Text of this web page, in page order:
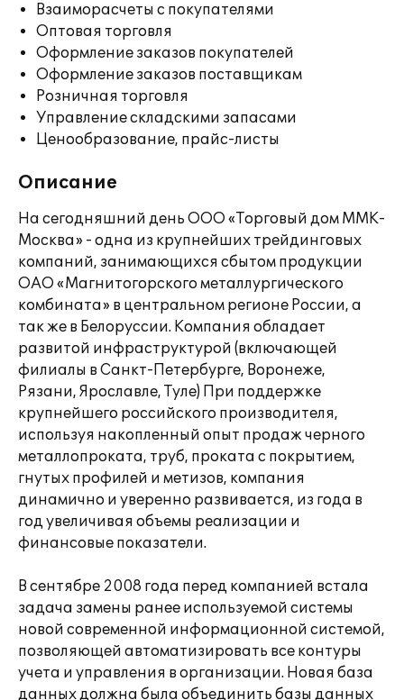
Взаиморасчеты с покупателями
Оптовая торговля
Оформление заказов покупателей
Оформление заказов поставщикам
Розничная торговля
Управление складскими запасами
Ценообразование, прайс-листы
Описание
На сегодняшний день ООО «Торговый дом ММК-
Москва» - одна из крупнейших трейдинговых
компаний, занимающихся сбытом продукции
ОАО «Магнитогорского металлургического
комбината» в центральном регионе России, а
так же в Белоруссии. Компания обладает
развитой инфраструктурой (включающей
филиалы в Санкт-Петербурге, Воронеже,
Рязани, Ярославле, Туле) При поддержке
крупнейшего российского производителя,
используя накопленный опыт продаж черного
металлопроката, труб, проката с покрытием,
гнутых профилей и метизов, компания
динамично и уверенно развивается, из года в
год увеличивая объемы реализации и
финансовые показатели.
В сентябре 2008 года перед компанией встала
задача замены ранее используемой системы
новой современной информационной системой,
позволяющей автоматизировать все контуры
учета и управления в организации. Новая база
данных должна была объединить базы данных